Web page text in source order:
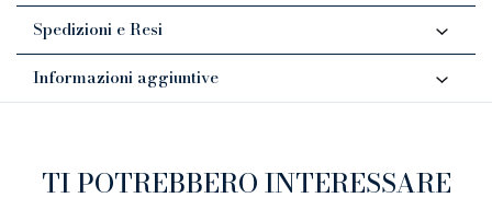
Spedizioni e Resi
Informazioni aggiuntive
TI POTREBBERO INTERESSARE